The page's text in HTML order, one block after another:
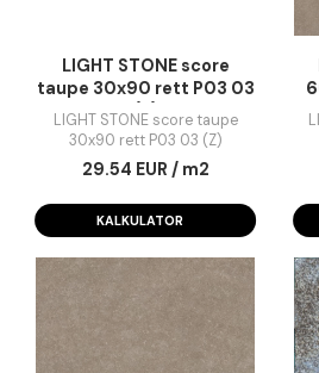
LIGHT STONE score
taupe 30x90 rett P03 03
(Z)
LIGHT STONE score taupe
30x90 rett P03 03 (Z)